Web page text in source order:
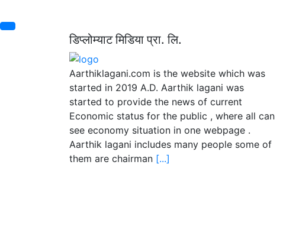
डिप्लोम्याट मिडिया प्रा. लि.
Aarthiklagani.com is the website which was
started in 2019 A.D. Aarthik lagani was
started to provide the news of current
Economic status for the public , where all can
see economy situation in one webpage .
Aarthik lagani includes many people some of
them are chairman [...]